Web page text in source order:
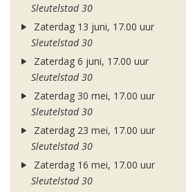
Sleutelstad 30
Zaterdag 13 juni, 17.00 uur
Sleutelstad 30
Zaterdag 6 juni, 17.00 uur
Sleutelstad 30
Zaterdag 30 mei, 17.00 uur
Sleutelstad 30
Zaterdag 23 mei, 17.00 uur
Sleutelstad 30
Zaterdag 16 mei, 17.00 uur
Sleutelstad 30